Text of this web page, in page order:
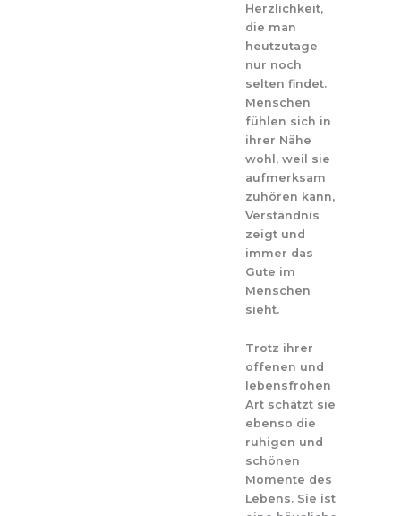
Herzlichkeit,
die man
heutzutage
nur noch
selten findet.
Menschen
fühlen sich in
ihrer Nähe
wohl, weil sie
aufmerksam
zuhören kann,
Verständnis
zeigt und
immer das
Gute im
Menschen
sieht.
Trotz ihrer
offenen und
lebensfrohen
Art schätzt sie
ebenso die
ruhigen und
schönen
Momente des
Lebens. Sie ist